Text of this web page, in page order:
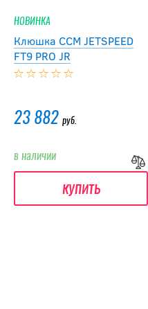
НОВИНКА
Клюшка CCM JETSPEED
FT9 PRO JR
23 882 руб.
в наличии
купить